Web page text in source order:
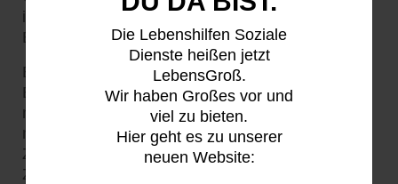
in Graz stattfand. Dort betreute das MOI
Eventteam den Check-in-Schalter.
Beim Grazer Businesslauf stellte das MOI
Eventteam sicher, dass die 4.500 Starter*innen
nach ihrer Runde durch die Grazer Innenstadt
nicht verdursten mussten. Unsere Labestation im
Ziel war ein beliebter Anlaufpunkt nach dem
Zieleinlauf.
Die Lebenshilfen Soziale
Dienste heißen jetzt
LebensGroß.
Wir haben Großes vor und
viel zu bieten.
Hier geht es zu unserer
neuen Website: